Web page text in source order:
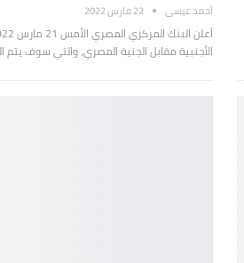
أحمد عيسى 22 مارس 2022
الأجنبية مقابل الجنية المصري، والتي سوف يتم